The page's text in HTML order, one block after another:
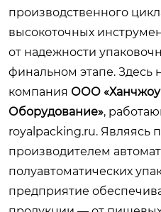
производственного
высокоточных
от надежности
финальном этапе. Здесь
компания ООО «Ханчжоу
Оборудование»,
royalpacking.ru. Являясь
производителем
полуавтоматических
предприятие